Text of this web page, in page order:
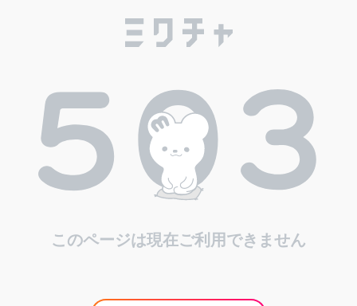
このページは現在ご利用できません